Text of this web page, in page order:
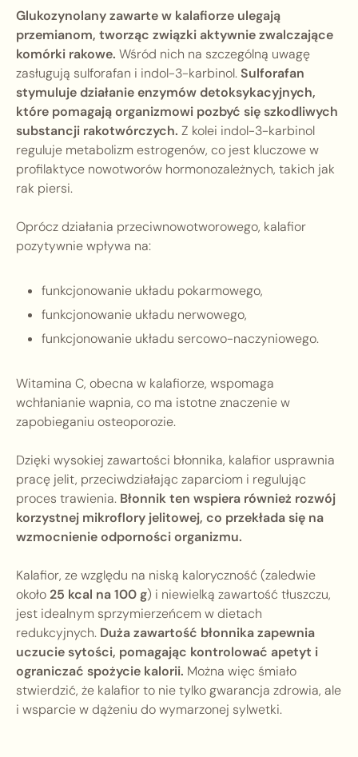
Glukozynolany zawarte w kalafiorze ulegają
przemianom, tworząc związki aktywnie zwalczające
komórki rakowe. Wśród nich na szczególną uwagę
zasługują sulforafan i indol-3-karbinol.Sulforafan
stymuluje działanie enzymów detoksykacyjnych,
które pomagają organizmowi pozbyć się szkodliwych
substancji rakotwórczych. Z kolei indol-3-karbinol
reguluje metabolizm estrogenów, co jest kluczowe w
profilaktyce nowotworów hormonozależnych, takich jak
rak piersi.
Oprócz działania przeciwnowotworowego, kalafior
pozytywnie wpływa na:
funkcjonowanie układu pokarmowego,
funkcjonowanie układu nerwowego,
funkcjonowanie układu sercowo-naczyniowego.
Witamina C, obecna w kalafiorze, wspomaga
wchłanianie wapnia, co ma istotne znaczenie w
zapobieganiu osteoporozie.
Dzięki wysokiej zawartości błonnika, kalafior usprawnia
pracę jelit, przeciwdziałając zaparciom i regulując
proces trawienia. Błonnik ten wspiera również rozwój
korzystnej mikroflory jelitowej, co przekłada się na
wzmocnienie odporności organizmu.
Kalafior, ze względu na niską kaloryczność (zaledwie
około25 kcal na 100 g) i niewielką zawartość tłuszczu,
jest idealnym sprzymierzeńcem w dietach
redukcyjnych. Duża zawartość błonnika zapewnia
uczucie sytości, pomagając kontrolować apetyt i
ograniczać spożycie kalorii. Można więc śmiało
stwierdzić, że kalafior to nie tylko gwarancja zdrowia, ale
i wsparcie w dążeniu do wymarzonej sylwetki.